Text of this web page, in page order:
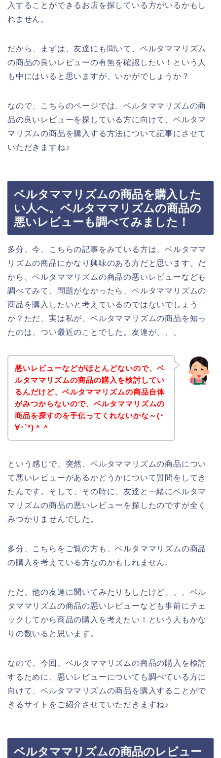
入することができるお店を探している方がいるかもし
れません。
だから、まずは、友達にも聞いて、ベルタママリズム
の商品の良いレビューの有無を確認したい！という人
も中にはいると思いますが、いかがでしょうか？
なので、こちらのページでは、ベルタママリズムの商
品の良いレビューを探している方に向けて、ベルタマ
マリズムの商品を購入する方法について記事にさせて
いただきますね♪
ベルタママリズムの商品を購入した
い人へ。ベルタママリズムの商品の
悪いレビューも調べてみました！
多分、今、こちらの記事をみている方は、ベルタママ
リズムの商品にかなり興味のある方だと思います。だ
から、ベルタママリズムの商品の悪いレビューなども
調べてみて、問題がなかったら、ベルタママリズムの
商品を購入したいと考えているのではないでしょう
か？ただ、実は私が、ベルタママリズムの商品を知っ
たのは、つい最近のことでした。友達が、、、
悪いレビューなどがほとんどないので、ベ
ルタママリズムの商品の購入を検討してい
るんだけど、ベルタママリズムの商品自体
がみつからないので、ベルタママリズムの
商品を探すのを手伝ってくれないかな～(･
∀･`*)＾＾
という感じで、突然、ベルタママリズムの商品につい
て悪いレビューがあるかどうかについて質問をしてき
たんです。そして、その時に、友達と一緒にベルタマ
マリズムの商品の悪いレビューを探したのですが全く
みつかりませんでした。
多分、こちらをご覧の方も、ベルタママリズムの商品
の購入を考えている方なのかもしれません。
ただ、他の友達に聞いてみたりもしたけど、、、ベル
タママリズムの商品の悪いレビューなども事前にチェ
ックしてから商品の購入を考えたい！という人もかな
りの数いると思います。
なので、今回、ベルタママリズムの商品の購入を検討
するために、悪いレビューについても調べている方に
向けて、ベルタママリズムの商品を購入することがで
きるサイトをご紹介させていただきますね♪
ベルタママリズムの商品のレビュー